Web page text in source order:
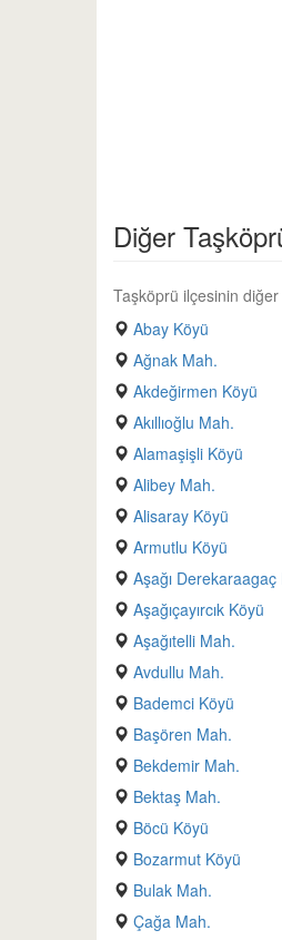
Diğer
Taşköprü ilçesinin
Abay Köyü
Ağnak Mah.
Akdeğirmen Köyü
Akıllıoğlu Mah.
Alamaşişli Köyü
Alibey Mah.
Alisaray Köyü
Armutlu Köyü
Aşağı Derekaraagaç
Aşağıçayırcık Köyü
Aşağıtelli Mah.
Avdullu Mah.
Bademci Köyü
Başören Mah.
Bekdemir Mah.
Bektaş Mah.
Böcü Köyü
Bozarmut Köyü
Bulak Mah.
Çağa Mah.